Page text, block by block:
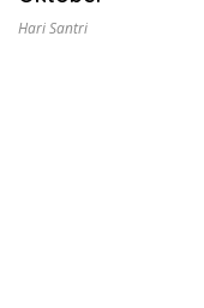
Hari Santri